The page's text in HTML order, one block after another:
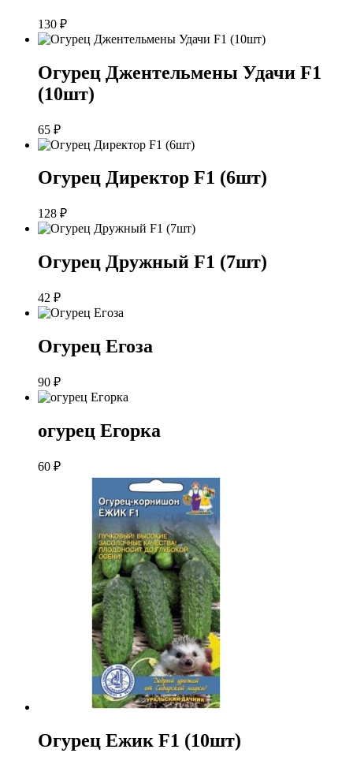
130 ₽
Огурец Джентельмены Удачи F1
(10шт)
65 ₽
Огурец Директор F1 (6шт)
128 ₽
Огурец Дружный F1 (7шт)
42 ₽
Огурец Егоза
90 ₽
огурец Егорка
60 ₽
Огурец Ежик F1 (10шт)